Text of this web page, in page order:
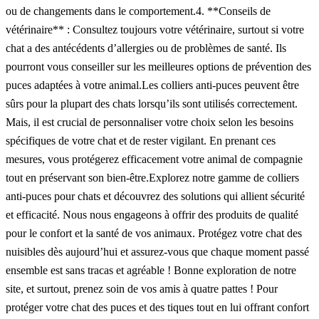
ou de changements dans le comportement.4. **Conseils de
vétérinaire** : Consultez toujours votre vétérinaire, surtout si votre
chat a des antécédents d’allergies ou de problèmes de santé. Ils
pourront vous conseiller sur les meilleures options de prévention des
puces adaptées à votre animal.Les colliers anti-puces peuvent être
sûrs pour la plupart des chats lorsqu’ils sont utilisés correctement.
Mais, il est crucial de personnaliser votre choix selon les besoins
spécifiques de votre chat et de rester vigilant. En prenant ces
mesures, vous protégerez efficacement votre animal de compagnie
tout en préservant son bien-être.Explorez notre gamme de colliers
anti-puces pour chats et découvrez des solutions qui allient sécurité
et efficacité. Nous nous engageons à offrir des produits de qualité
pour le confort et la santé de vos animaux. Protégez votre chat des
nuisibles dès aujourd’hui et assurez-vous que chaque moment passé
ensemble est sans tracas et agréable ! Bonne exploration de notre
site, et surtout, prenez soin de vos amis à quatre pattes ! Pour
protéger votre chat des puces et des tiques tout en lui offrant confort